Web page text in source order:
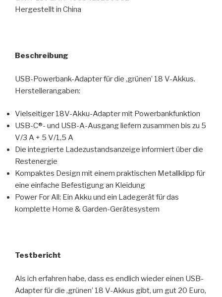
Hergestellt in China
Beschreibung
USB-Powerbank-Adapter für die ‚grünen’ 18 V-Akkus.
Herstellerangaben:
Vielseitiger 18V-Akku-Adapter mit Powerbankfunktion
USB-C®- und USB-A-Ausgang liefern zusammen bis zu 5
V/3 A + 5 V/1,5 A
Die integrierte Ladezustandsanzeige informiert über die
Restenergie
Kompaktes Design mit einem praktischen Metallklipp für
eine einfache Befestigung an Kleidung
Power For All: Ein Akku und ein Ladegerät für das
komplette Home & Garden-Gerätesystem
Testbericht
Als ich erfahren habe, dass es endlich wieder einen USB-
Adapter für die ‚grünen’ 18 V-Akkus gibt, um gut 20 Euro,